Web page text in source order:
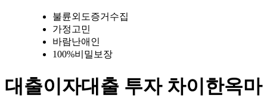
불륜외도증거수집
가정고민
바람난애인
100%비밀보장
대출이자대출 투자 차이한옥마